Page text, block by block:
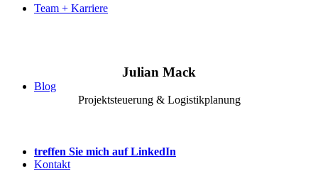
Team + Karriere
Blog
Kontakt
Julian Mack
Projektsteuerung & Logistikplanung
treffen Sie mich auf LinkedIn